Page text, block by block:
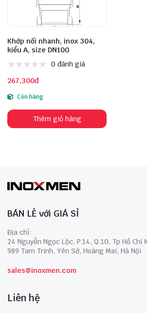
Khớp nối nhanh, inox 304,
kiểu A, size DN100
0 đánh giá
267,300đ
Còn hàng
Thêm giỏ hàng
BÁN LẺ với GIÁ SỈ
Địa chỉ:
24 Nguyễn Ngọc Lộc, P.14, Q.10, Tp Hồ Chí
989 Tam Trinh, Yên Sở, Hoàng Mai, Hà Nội
sales@inoxmen.com
Liên hệ